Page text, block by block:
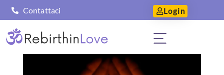
Contattaci Login